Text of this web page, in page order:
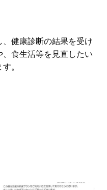
健康診断の結果を受け
食生活等を見直したい
。